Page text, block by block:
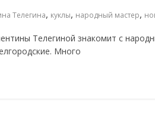
Телегина, куклы, народный мастер,
Телегиной знакомит с
Много